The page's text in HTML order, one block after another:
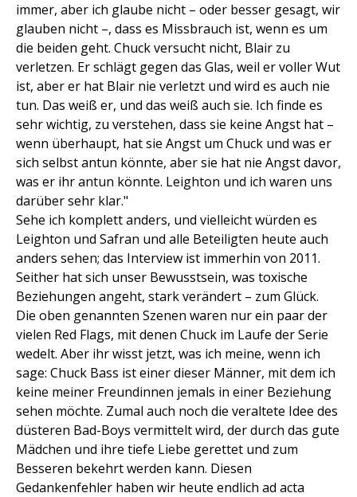
immer, aber ich glaube nicht – oder besser gesagt, wir
glauben nicht –, dass es Missbrauch ist, wenn es um
die beiden geht. Chuck versucht nicht, Blair zu
verletzen. Er schlägt gegen das Glas, weil er voller Wut
ist, aber er hat Blair nie verletzt und wird es auch nie
tun. Das weiß er, und das weiß auch sie. Ich finde es
sehr wichtig, zu verstehen, dass sie keine Angst hat –
wenn überhaupt, hat sie Angst um Chuck und was er
sich selbst antun könnte, aber sie hat nie Angst davor,
was er ihr antun könnte. Leighton und ich waren uns
darüber sehr klar."
Sehe ich komplett anders, und vielleicht würden es
Leighton und Safran und alle Beteiligten heute auch
anders sehen; das Interview ist immerhin von 2011.
Seither hat sich unser Bewusstsein, was toxische
Beziehungen angeht, stark verändert – zum Glück.
Die oben genannten Szenen waren nur ein paar der
vielen Red Flags, mit denen Chuck im Laufe der Serie
wedelt. Aber ihr wisst jetzt, was ich meine, wenn ich
sage: Chuck Bass ist einer dieser Männer, mit dem ich
keine meiner Freundinnen jemals in einer Beziehung
sehen möchte. Zumal auch noch die veraltete Idee des
düsteren Bad-Boys vermittelt wird, der durch das gute
Mädchen und ihre tiefe Liebe gerettet und zum
Besseren bekehrt werden kann. Diesen
Gedankenfehler haben wir heute endlich ad acta